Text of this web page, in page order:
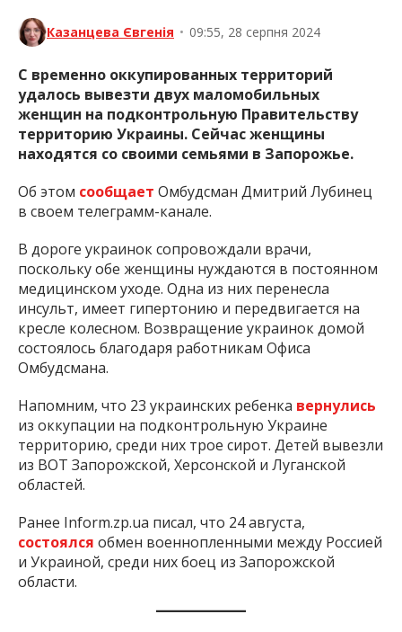
Казанцева Євгенія • 09:55, 28 серпня 2024
С временно оккупированных территорий
удалось вывезти двух маломобильных
женщин на подконтрольную Правительству
территорию Украины. Сейчас женщины
находятся со своими семьями в Запорожье.
Об этом сообщает Омбудсман Дмитрий Лубинец
в своем телеграмм-канале.
В дороге украинок сопровождали врачи,
поскольку обе женщины нуждаются в постоянном
медицинском уходе. Одна из них перенесла
инсульт, имеет гипертонию и передвигается на
кресле колесном. Возвращение украинок домой
состоялось благодаря работникам Офиса
Омбудсмана.
Напомним, что 23 украинских ребенка вернулись
из оккупации на подконтрольную Украине
территорию, среди них трое сирот. Детей вывезли
из ВОТ Запорожской, Херсонской и Луганской
областей.
Ранее Inform.zp.ua писал, что 24 августа,
состоялся обмен военнопленными между Россией
и Украиной, среди них боец из Запорожской
области.